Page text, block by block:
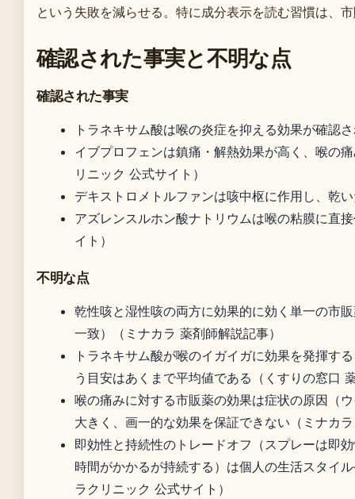
という失敗を減らせる。特に成分表示を読む習慣は、
確認された事実と不明な点
確認された事実
トラネキサム酸は喉の炎症を抑える効果が確認
イブプロフェンは鎮痛・解熱効果が高く、喉の
リニック 公式サイト）
デキストロメトルファンは咳中枢に作用し、乾
アズレンスルホン酸ナトリウムは喉の粘膜に直
イト）
不明な点
乾性咳と湿性咳の両方に効果的に効く単一の市
一致）（ミナカラ 薬剤師解説記事）
トラネキサム酸が喉のイガイガに効果を発揮す
う目安はあくまで平均値である（くすりの窓口
喉の痛みに対する市販薬の効果は症状の原因（
大きく、画一的な効果を保証できない（ミナカ
即効性と持続性のトレードオフ（スプレーは即
時間がかかるが持続する）は個人の生活スタイ
ラクリニック 公式サイト）